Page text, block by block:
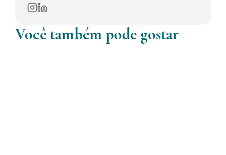
Você também pode gostar